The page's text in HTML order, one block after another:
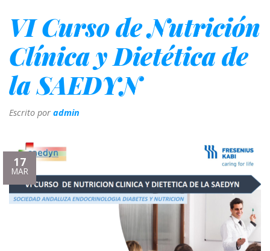
VI Curso de Nutrición
Clínica y Dietética de
la SAEDYN
Escrito por admin
17
MAR